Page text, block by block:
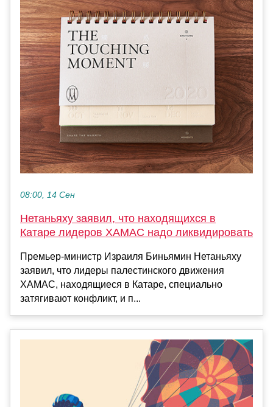
08:00, 14 Сен
Нетаньяху заявил, что находящихся в
Катаре лидеров ХАМАС надо ликвидировать
Премьер-министр Израиля Биньямин Нетаньяху
заявил, что лидеры палестинского движения
ХАМАС, находящиеся в Катаре, специально
затягивают конфликт, и п...